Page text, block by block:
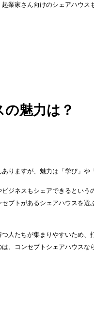
業家さん向けのシェアハウス
魅力は？
りますが、魅力は「学び」や
ジネスもシェアできるとい
プトがあるシェアハウスを
人たちが集まりやすいため
、コンセプトシェアハウスな